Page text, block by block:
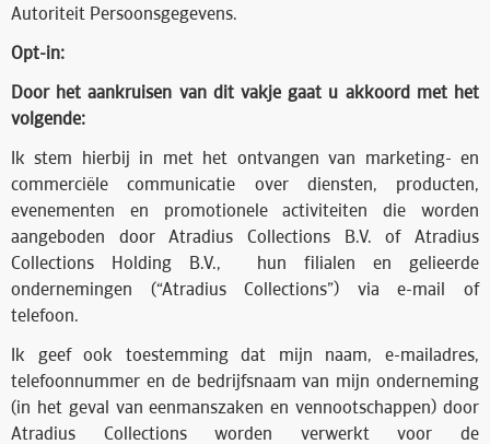
Autoriteit Persoonsgegevens.
Opt-in:
Door het aankruisen van dit vakje gaat u akkoord met het
volgende:
Ik stem hierbij in met het ontvangen van marketing- en
commerciële communicatie over diensten, producten,
evenementen en promotionele activiteiten die worden
aangeboden door Atradius Collections B.V. of Atradius
Collections Holding B.V., hun filialen en gelieerde
ondernemingen (“Atradius Collections”) via e-mail of
telefoon.
Ik geef ook toestemming dat mijn naam, e-mailadres,
telefoonnummer en de bedrijfsnaam van mijn onderneming
(in het geval van eenmanszaken en vennootschappen) door
Atradius Collections worden verwerkt voor de